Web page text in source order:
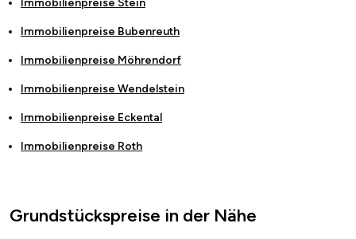
Immobilienpreise Stein
Immobilienpreise Bubenreuth
Immobilienpreise Möhrendorf
Immobilienpreise Wendelstein
Immobilienpreise Eckental
Immobilienpreise Roth
Grundstückspreise in der Nähe